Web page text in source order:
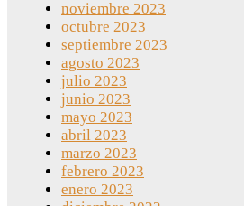
noviembre 2023
octubre 2023
septiembre 2023
agosto 2023
julio 2023
junio 2023
mayo 2023
abril 2023
marzo 2023
febrero 2023
enero 2023